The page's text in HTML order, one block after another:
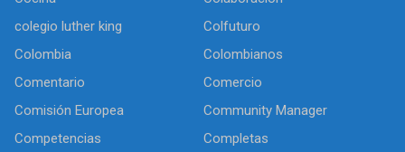
colegio luther king
Colfuturo
Colombia
Colombianos
Comentario
Comercio
Comisión Europea
Community Manager
Competencias
Completas